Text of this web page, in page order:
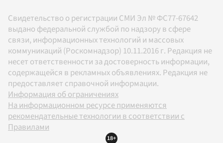
Свидетельство о регистрации СМИ Эл № ФС77-67642
выдано федеральной службой по надзору в сфере
связи, информационных технологий и массовых
коммуникаций (Роскомнадзор) 10.11.2016 г. Редакция не
несет ответственности за достоверность информации,
содержащейся в рекламных объявлениях. Редакция не
предоставляет справочной информации.
Информация об ограничениях
На информационном ресурсе применяются
рекомендательные технологии в соответствии с
Правилами
18+